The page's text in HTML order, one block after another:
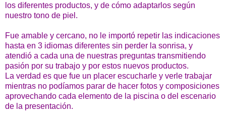
los diferentes productos, y de cómo adaptarlos según
nuestro tono de piel.
Fue amable y cercano, no le importó repetir las indicaciones
hasta en 3 idiomas diferentes sin perder la sonrisa, y
atendió a cada una de nuestras preguntas transmitiendo
pasión por su trabajo y por estos nuevos productos.
La verdad es que fue un placer escucharle y verle trabajar
mientras no podíamos parar de hacer fotos y composiciones
aprovechando cada elemento de la piscina o del escenario
de la presentación.